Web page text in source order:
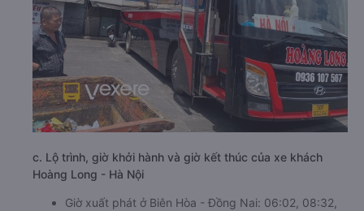
c. Lộ trình, giờ khởi hành và giờ kết thúc của xe khách
Hoàng Long - Hà Nội
Giờ xuất phát ở Biên Hòa - Đồng Nai: 06:02, 08:32,